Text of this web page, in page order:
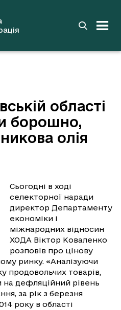
області
борошно,
олія
Сьогодні в ході
селекторної наради
директор Департаменту
економіки і
міжнародних відносин
ХОДА Віктор Коваленко
розповів про цінову
ринку. «Аналізуючи
продовольчих товарів,
дефляційний рівень
за рік з березня
року в області